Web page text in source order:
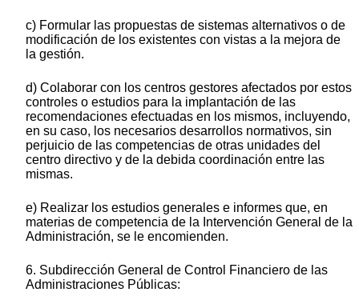
c) Formular las propuestas de sistemas alternativos o de
modificación de los existentes con vistas a la mejora de
la gestión.
d) Colaborar con los centros gestores afectados por estos
controles o estudios para la implantación de las
recomendaciones efectuadas en los mismos, incluyendo,
en su caso, los necesarios desarrollos normativos, sin
perjuicio de las competencias de otras unidades del
centro directivo y de la debida coordinación entre las
mismas.
e) Realizar los estudios generales e informes que, en
materias de competencia de la Intervención General de la
Administración, se le encomienden.
6. Subdirección General de Control Financiero de las
Administraciones Públicas: